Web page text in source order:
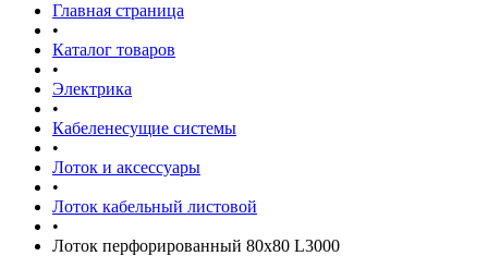
Главная страница
•
Каталог товаров
•
Электрика
•
Кабеленесущие системы
•
Лоток и аксессуары
•
Лоток кабельный листовой
•
Лоток перфорированный 80х80 L3000